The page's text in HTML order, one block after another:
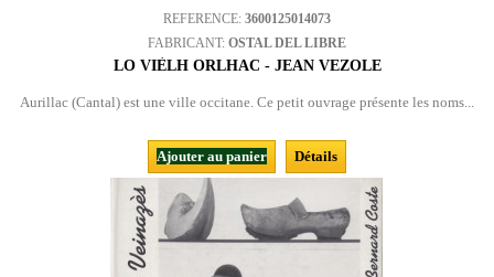
REFERENCE: 3600125014073
FABRICANT: OSTAL DEL LIBRE
LO VIÈLH ORLHAC - JEAN VEZOLE
Aurillac (Cantal) est une ville occitane. Ce petit ouvrage présente les noms...
Ajouter au panier Détails